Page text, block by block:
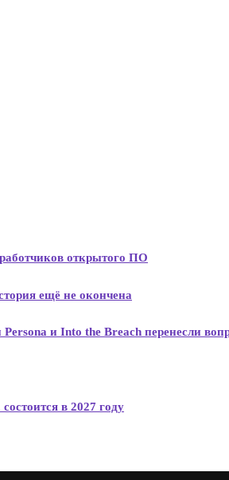
открытого ПО
ещё не окончена
и Into the Breach перенесли
в 2027 году